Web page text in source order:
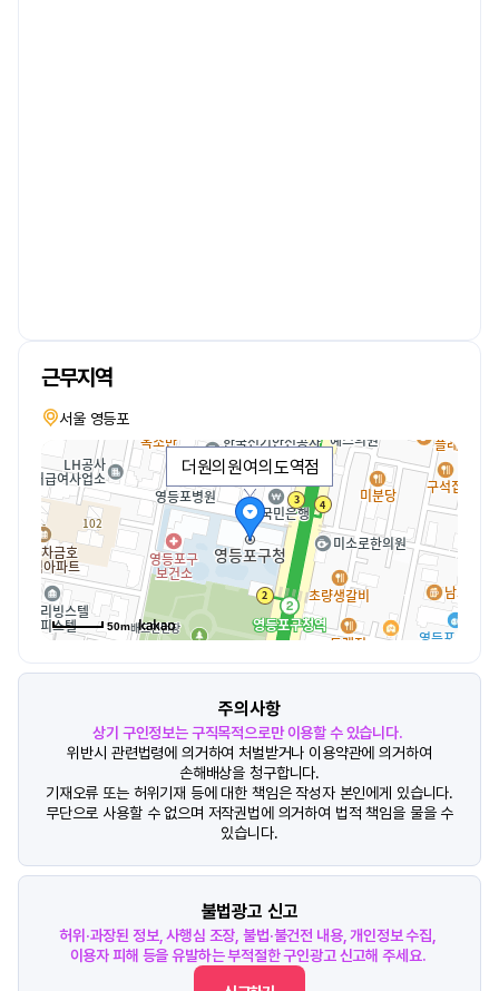
근무지역
서울 영등포
더원의원여의도역점
50m
주의사항
상기 구인정보는 구직목적으로만 이용할 수 있습니다.
위반시 관련법령에 의거하여 처벌받거나 이용약관에 의거하여
손해배상을 청구합니다.
기재오류 또는 허위기재 등에 대한 책임은 작성자 본인에게 있습니다.
무단으로 사용할 수 없으며 저작권법에 의거하여 법적 책임을 물을 수
있습니다.
불법광고 신고
허위·과장된 정보, 사행심 조장, 불법·불건전 내용, 개인정보 수집,
이용자 피해 등을 유발하는 부적절한 구인광고 신고해 주세요.